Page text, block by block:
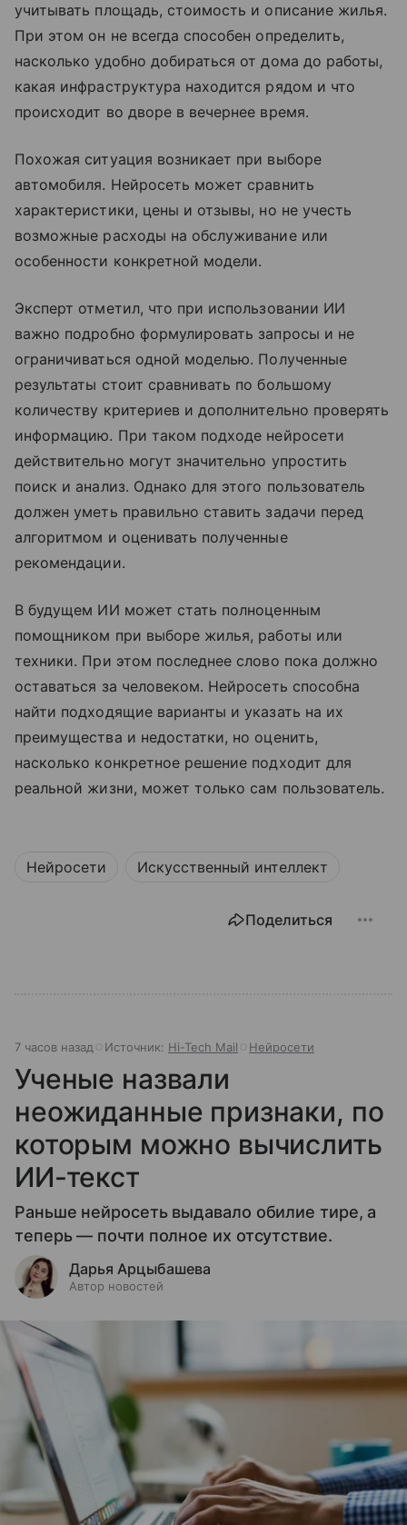
учитывать площадь, стоимость и описание жилья.
При этом он не всегда способен определить,
насколько удобно добираться от дома до работы,
какая инфраструктура находится рядом и что
происходит во дворе в вечернее время.
Похожая ситуация возникает при выборе
автомобиля. Нейросеть может сравнить
характеристики, цены и отзывы, но не учесть
возможные расходы на обслуживание или
особенности конкретной модели.
Эксперт отметил, что при использовании ИИ
важно подробно формулировать запросы и не
ограничиваться одной моделью. Полученные
результаты стоит сравнивать по большому
количеству критериев и дополнительно проверять
информацию. При таком подходе нейросети
действительно могут значительно упростить
поиск и анализ. Однако для этого пользователь
должен уметь правильно ставить задачи перед
алгоритмом и оценивать полученные
рекомендации.
В будущем ИИ может стать полноценным
помощником при выборе жилья, работы или
техники. При этом последнее слово пока должно
оставаться за человеком. Нейросеть способна
найти подходящие варианты и указать на их
преимущества и недостатки, но оценить,
насколько конкретное решение подходит для
реальной жизни, может только сам пользователь.
Нейросети Искусственный интеллект
Поделиться
7 часов назад Источник: Hi-Tech Mail Нейросети
Ученые назвали
неожиданные признаки, по
которым можно вычислить
ИИ-текст
Раньше нейросеть выдавало обилие тире, а
теперь — почти полное их отсутствие.
Дарья Арцыбашева
Автор новостей